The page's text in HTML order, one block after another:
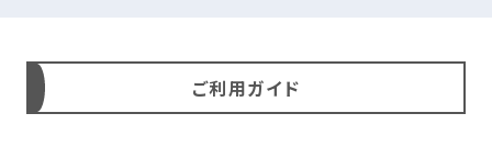
ご利用ガイド